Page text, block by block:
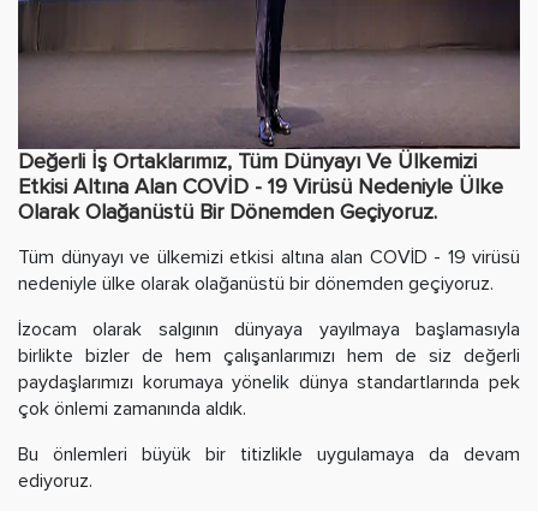
Değerli İş Ortaklarımız, Tüm Dünyayı Ve Ülkemizi
Etkisi Altına Alan COVİD - 19 Virüsü Nedeniyle Ülke
Olarak Olağanüstü Bir Dönemden Geçiyoruz.
Tüm dünyayı ve ülkemizi etkisi altına alan COVİD - 19 virüsü
nedeniyle ülke olarak olağanüstü bir dönemden geçiyoruz.
İzocam olarak salgının dünyaya yayılmaya başlamasıyla
birlikte bizler de hem çalışanlarımızı hem de siz değerli
paydaşlarımızı korumaya yönelik dünya standartlarında pek
çok önlemi zamanında aldık.
Bu önlemleri büyük bir titizlikle uygulamaya da devam
ediyoruz.